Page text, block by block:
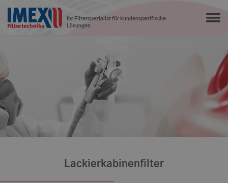
Ihr Filterspezialist für kundenspezifische
Lösungen
Lackierkabinenfilter